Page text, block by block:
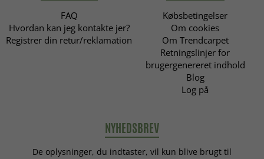
FAQ
Hvordan kan jeg kontakte jer?
Registrer din retur/reklamation
Købsbetingelser
Om cookies
Om Trendcarpet
Retningslinjer for
brugergenereret indhold
Blog
Log på
NYHEDSBREV
De oplysninger, du indtaster, vil kun blive brugt til